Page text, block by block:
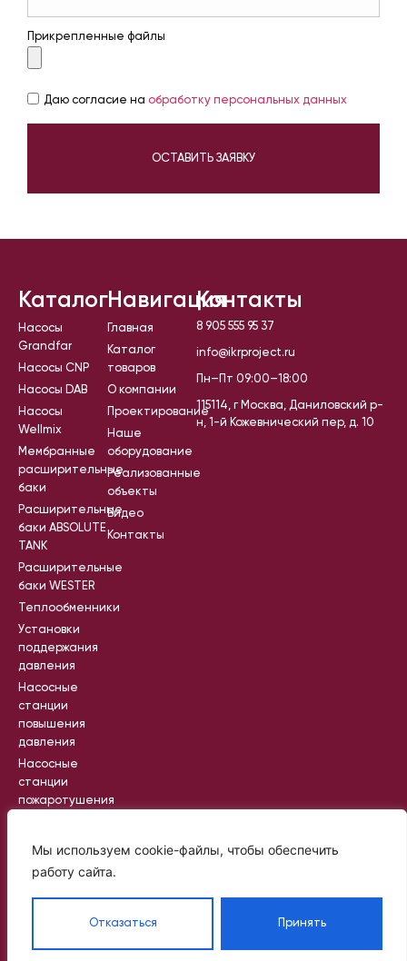
Мы используем cookie-файлы, чтобы обеспечить
работу сайта.
Отказаться Принять
Прикрепленные файлы
Даю согласие на обработку персональных данных
ОСТАВИТЬ ЗАЯВКУ
Каталог
Насосы
Grandfar
Насосы CNP
Насосы DAB
Насосы
Wellmix
Мембранные
расширительные
баки
Расширительные
баки ABSOLUTE
TANK
Расширительные
баки WESTER
Теплообменники
Установки
поддержания
давления
Насосные
станции
повышения
давления
Насосные
станции
пожаротушения
станции
Навигация
Главная
Каталог
товаров
О компании
Проектирование
Наше
оборудование
Реализованные
объекты
Видео
Контакты
Контакты
8 905 555 95 37
info@ikrproject.ru
Пн–Пт 09:00–18:00
115114, г Москва, Даниловский р-
н, 1-й Кожевнический пер, д. 10
Вся информация на сайте носит